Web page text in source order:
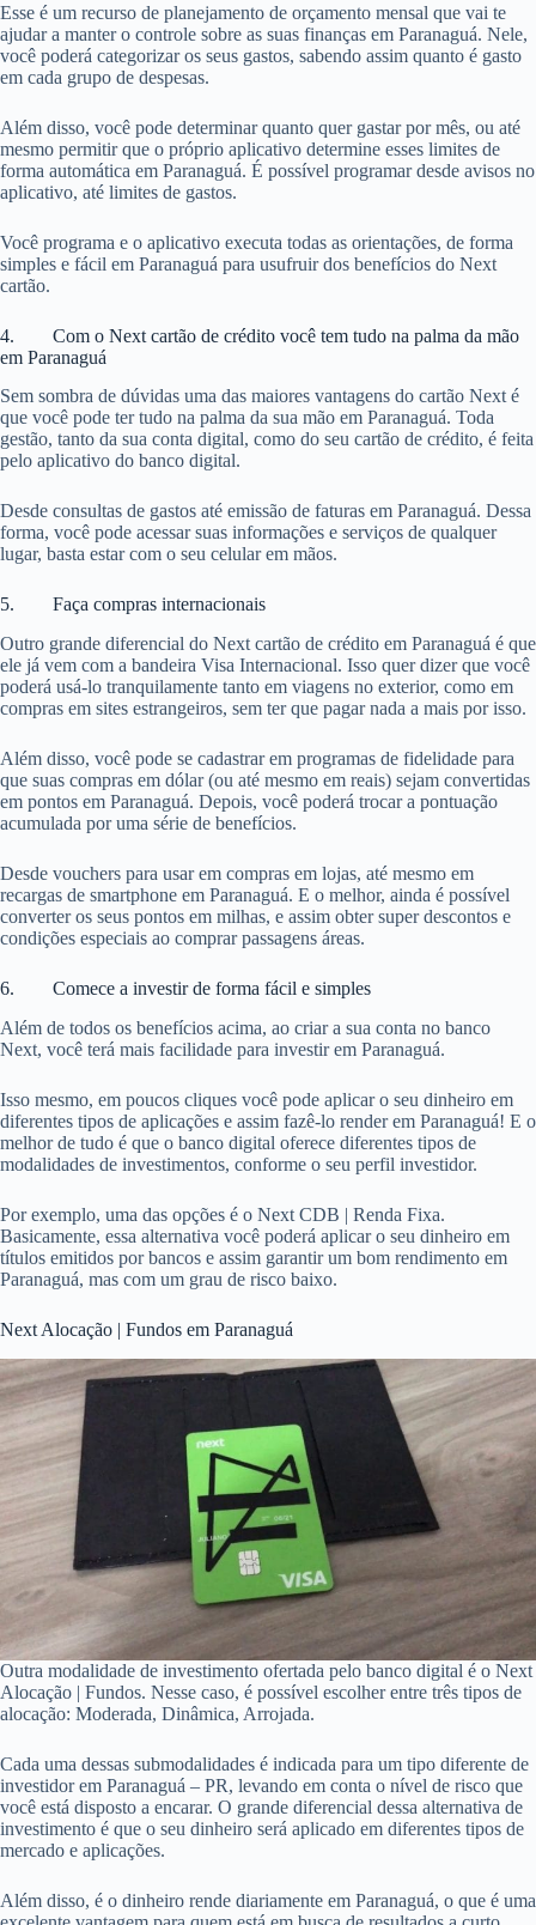
Esse é um recurso de planejamento de orçamento mensal que vai te
ajudar a manter o controle sobre as suas finanças em Paranaguá. Nele,
você poderá categorizar os seus gastos, sabendo assim quanto é gasto
em cada grupo de despesas.
Além disso, você pode determinar quanto quer gastar por mês, ou até
mesmo permitir que o próprio aplicativo determine esses limites de
forma automática em Paranaguá. É possível programar desde avisos no
aplicativo, até limites de gastos.
Você programa e o aplicativo executa todas as orientações, de forma
simples e fácil em Paranaguá para usufruir dos benefícios do Next
cartão.
4. Com o Next cartão de crédito você tem tudo na palma da mão
em Paranaguá
Sem sombra de dúvidas uma das maiores vantagens do cartão Next é
que você pode ter tudo na palma da sua mão em Paranaguá. Toda
gestão, tanto da sua conta digital, como do seu cartão de crédito, é feita
pelo aplicativo do banco digital.
Desde consultas de gastos até emissão de faturas em Paranaguá. Dessa
forma, você pode acessar suas informações e serviços de qualquer
lugar, basta estar com o seu celular em mãos.
5. Faça compras internacionais
Outro grande diferencial do Next cartão de crédito em Paranaguá é que
ele já vem com a bandeira Visa Internacional. Isso quer dizer que você
poderá usá-lo tranquilamente tanto em viagens no exterior, como em
compras em sites estrangeiros, sem ter que pagar nada a mais por isso.
Além disso, você pode se cadastrar em programas de fidelidade para
que suas compras em dólar (ou até mesmo em reais) sejam convertidas
em pontos em Paranaguá. Depois, você poderá trocar a pontuação
acumulada por uma série de benefícios.
Desde vouchers para usar em compras em lojas, até mesmo em
recargas de smartphone em Paranaguá. E o melhor, ainda é possível
converter os seus pontos em milhas, e assim obter super descontos e
condições especiais ao comprar passagens áreas.
6. Comece a investir de forma fácil e simples
Além de todos os benefícios acima, ao criar a sua conta no banco
Next, você terá mais facilidade para investir em Paranaguá.
Isso mesmo, em poucos cliques você pode aplicar o seu dinheiro em
diferentes tipos de aplicações e assim fazê-lo render em Paranaguá! E o
melhor de tudo é que o banco digital oferece diferentes tipos de
modalidades de investimentos, conforme o seu perfil investidor.
Por exemplo, uma das opções é o Next CDB | Renda Fixa.
Basicamente, essa alternativa você poderá aplicar o seu dinheiro em
títulos emitidos por bancos e assim garantir um bom rendimento em
Paranaguá, mas com um grau de risco baixo.
Next Alocação | Fundos em Paranaguá
Outra modalidade de investimento ofertada pelo banco digital é o Next
Alocação | Fundos. Nesse caso, é possível escolher entre três tipos de
alocação: Moderada, Dinâmica, Arrojada.
Cada uma dessas submodalidades é indicada para um tipo diferente de
investidor em Paranaguá – PR, levando em conta o nível de risco que
você está disposto a encarar. O grande diferencial dessa alternativa de
investimento é que o seu dinheiro será aplicado em diferentes tipos de
mercado e aplicações.
Além disso, é o dinheiro rende diariamente em Paranaguá, o que é uma